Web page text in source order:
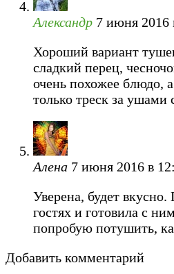
Александр 7 июня 2016
Хороший вариант
сладкий перец,
очень похожее блюдо,
только треск за ушами
Алена 7 июня 2016 в
Уверена, будет
гостях и готовила с
попробую потушить,
Добавить комментарий